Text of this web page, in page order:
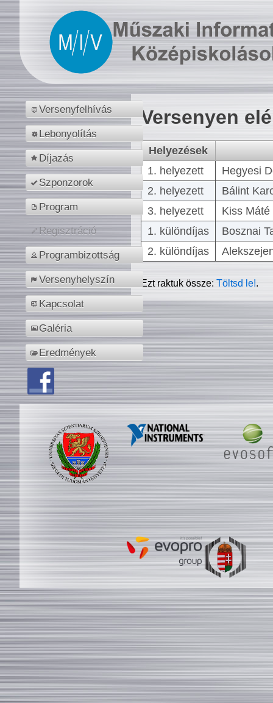
Versenyfelhívás
Lebonyolítás
Díjazás
Szponzorok
Program
Regisztráció
Programbizottság
Versenyhelyszín
Kapcsolat
Galéria
Eredmények
Versenyen
Helyezések
1. helyezett
Hegyesi
2. helyezett
Bálint
3. helyezett
Kiss
1. különdíjas
Bosznai
2. különdíjas
Ezt raktuk össze:Töltsd le!.